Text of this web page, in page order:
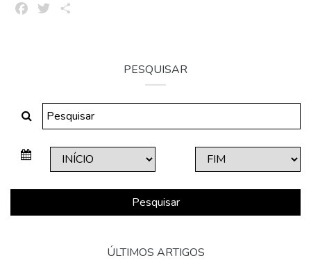
FacebookTwitter
PESQUISAR
Pesquisar
ÚLTIMOS ARTIGOS